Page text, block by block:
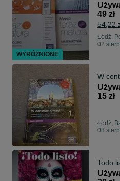
49 zł
54,22
Łódź,
02
W
15 zł
Łódź,
08
Todo
WYRÓŻNIONE